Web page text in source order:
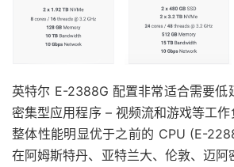
英特尔 E-2388G 配置非常适合需要低
密集型应用程序 – 视频流和游戏等工
整体性能明显优于之前的 CPU (E-
在阿姆斯特丹、亚特兰大、伦敦、迈阿